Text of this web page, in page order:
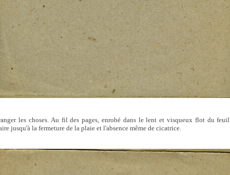
les choses. Au fil des pages, enrobé dans le lent et visqueux flot du
jusqu'à la fermeture de la plaie et l'absence même de cicatrice.